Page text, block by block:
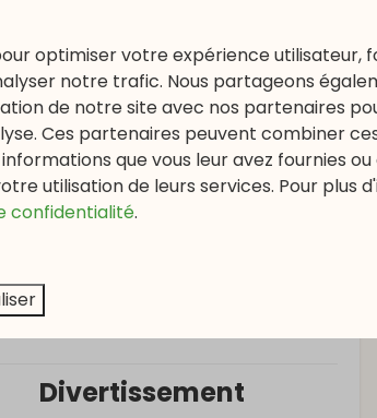
Divertissement
optimiser votre expérience utilisateur,
notre trafic. Nous partageons
de notre site avec nos partenaires
Ces partenaires peuvent combiner
que vous leur avez fournies ou
utilisation de leurs services. Pour plus
confidentialité.